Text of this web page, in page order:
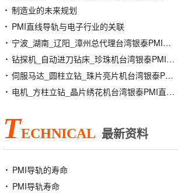
制造业的未来规划
PMI直线导轨与电子行业的关联
宁波_湖南_辽阳_漳州总代理台湾银泰PMI线性滑轨滑块
钻探机_自动进刀钻床_珍珠机台湾银泰PMI直线模组滑台
伺服马达_圆柱立钻_珠片亮片机台湾银泰PMI直线模组滑台
电机_方柱立钻_晶片绣花机台湾银泰PMI直线模组滑台
TECHNICAL 最新资料
PMI导轨的寿命
PMI导轨寿命